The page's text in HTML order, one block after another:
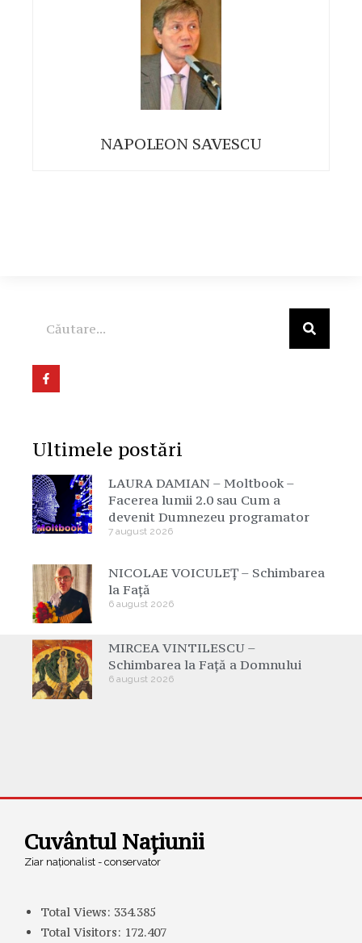
NAPOLEON SAVESCU
Ultimele postări
LAURA DAMIAN – Moltbook –
Facerea lumii 2.0 sau Cum a
devenit Dumnezeu programator
7 august 2026
NICOLAE VOICULEȚ – Schimbarea
la Față
6 august 2026
MIRCEA VINTILESCU –
Schimbarea la Față a Domnului
6 august 2026
Cuvântul Națiunii
Ziar naționalist - conservator
Total Views: 334.385
Total Visitors: 172.407